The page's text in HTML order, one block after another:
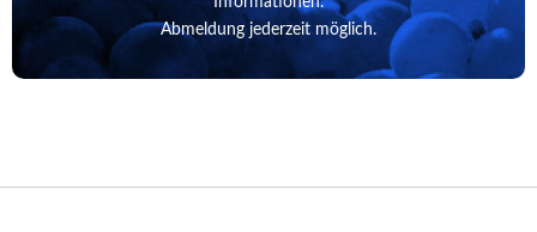
Abmeldung jederzeit möglich.